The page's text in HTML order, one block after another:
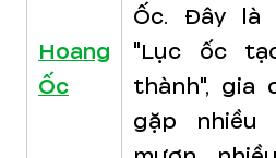
Hoang
Ốc
Ốc. Đây là
"Lục ốc
thành", gia
gặp nhiều